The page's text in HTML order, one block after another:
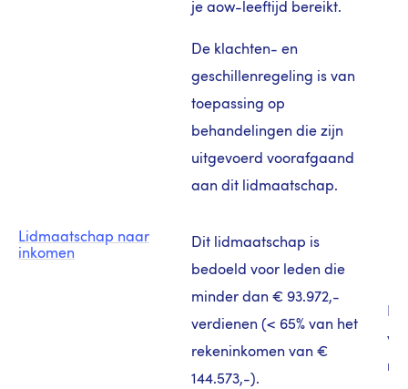
je aow-leeftijd bereikt.
De klachten- en
geschillenregeling is van
toepassing op
behandelingen die zijn
uitgevoerd voorafgaand
aan dit lidmaatschap.
Lidmaatschap naar
inkomen
Dit lidmaatschap is
bedoeld voor leden die
minder dan € 93.972,-
verdienen (< 65% van het
rekeninkomen van €
144.573,-).
Er